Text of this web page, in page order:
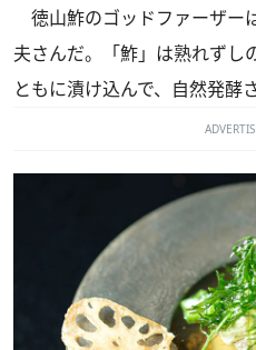
徳山鮓のゴッドファーザー
夫さんだ。「鮓」は熟れずし
ともに漬け込んで、自然発酵